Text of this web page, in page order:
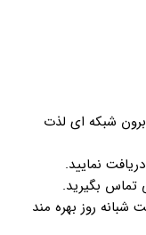
برون شبکه ای لذت
نمایید.
تماس بگیرید.
خدمات در ۷ روز هفته و ۲۴ ساعت شبانه روز بهره مند